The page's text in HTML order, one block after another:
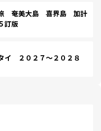
奄美大島 喜界島 加計
訂版
２０２７～２０２８